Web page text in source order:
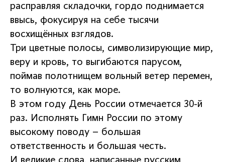
расправляя складочки, гордо поднимается
ввысь, фокусируя на себе тысячи
восхищённых взглядов.
Три цветные полосы, символизирующие мир,
веру и кровь, то выгибаются парусом,
поймав полотнищем вольный ветер перемен,
то волнуются, как море.
В этом году День России отмечается 30-й
раз. Исполнять Гимн России по этому
высокому поводу – большая
ответственность и большая честь.